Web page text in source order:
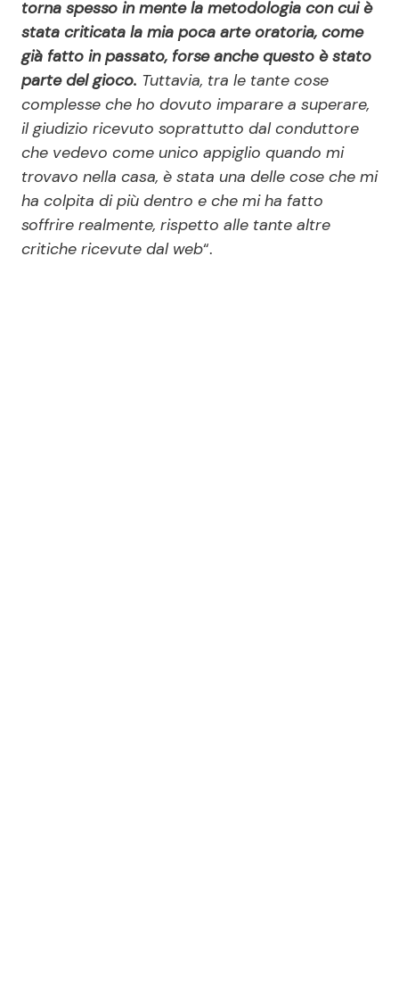
torna spesso in mente la metodologia con cui è
stata criticata la mia poca arte oratoria, come
già fatto in passato, forse anche questo è stato
parte del gioco. Tuttavia, tra le tante cose
complesse che ho dovuto imparare a superare,
il giudizio ricevuto soprattutto dal conduttore
che vedevo come unico appiglio quando mi
trovavo nella casa, è stata una delle cose che mi
ha colpita di più dentro e che mi ha fatto
soffrire realmente, rispetto alle tante altre
critiche ricevute dal web“.